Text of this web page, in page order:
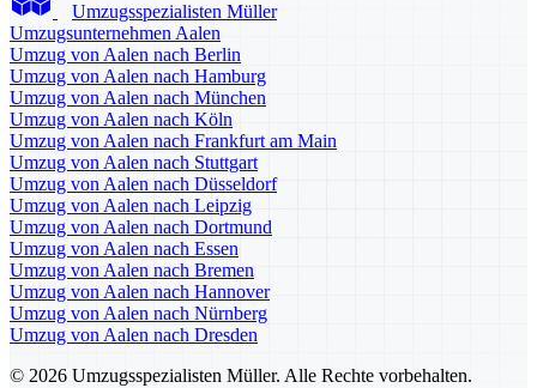
Umzugsspezialisten Müller
Umzugsunternehmen Aalen
Umzug von Aalen nach Berlin
Umzug von Aalen nach Hamburg
Umzug von Aalen nach München
Umzug von Aalen nach Köln
Umzug von Aalen nach Frankfurt am Main
Umzug von Aalen nach Stuttgart
Umzug von Aalen nach Düsseldorf
Umzug von Aalen nach Leipzig
Umzug von Aalen nach Dortmund
Umzug von Aalen nach Essen
Umzug von Aalen nach Bremen
Umzug von Aalen nach Hannover
Umzug von Aalen nach Nürnberg
Umzug von Aalen nach Dresden
© 2026 Umzugsspezialisten Müller. Alle Rechte vorbehalten.